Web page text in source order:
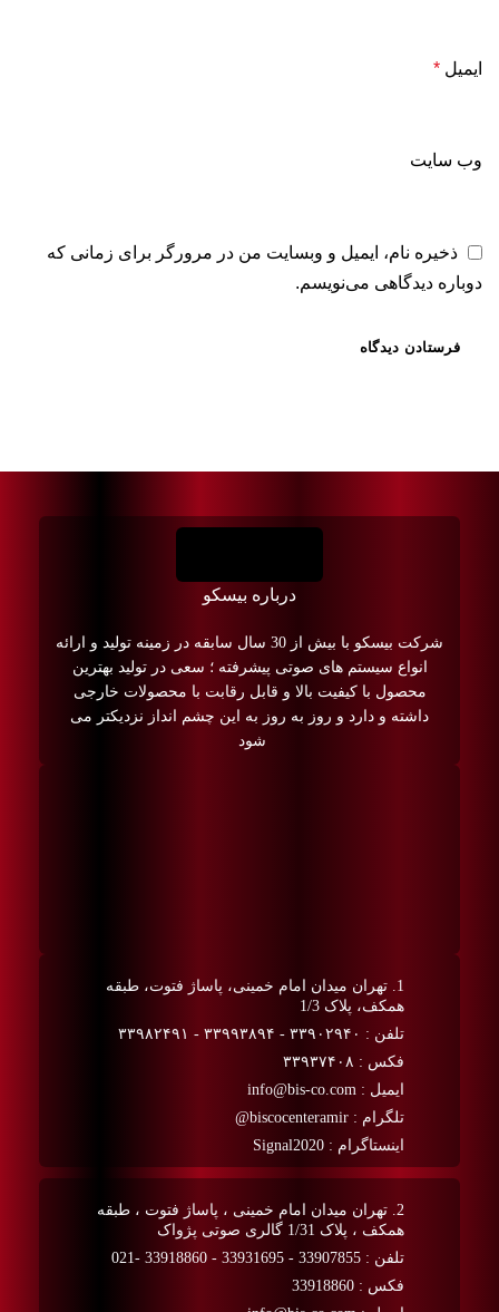
ایمیل *
وب‌ سایت
ذخیره نام، ایمیل و وبسایت من در مرورگر برای زمانی که
دوباره دیدگاهی می‌نویسم.
درباره بیسکو
شرکت بیسکو با بیش از 30 سال سابقه در زمینه تولید و ارائه
انواع سیستم های صوتی پیشرفته ؛ سعی در تولید بهترین
محصول با کیفیت بالا و قابل رقابت با محصولات خارجی
داشته و دارد و روز به روز به این چشم انداز نزدیکتر می
شود
1. تهران میدان امام خمینی، پاساژ فتوت، طبقه
همکف، پلاک 1/3
تلفن : ۳۳۹۰۲۹۴۰ - ۳۳۹۹۳۸۹۴ - ۳۳۹۸۲۴۹۱
فکس : ۳۳۹۳۷۴۰۸
ایمیل : info@bis-co.com
تلگرام : biscocenteramir@
اینستاگرام : Signal2020
2. تهران میدان امام خمینی ، پاساژ فتوت ، طبقه
همکف ، پلاک 1/31 گالری صوتی پژواک
تلفن : 33907855 - 33931695 - 33918860 -021
فکس : 33918860